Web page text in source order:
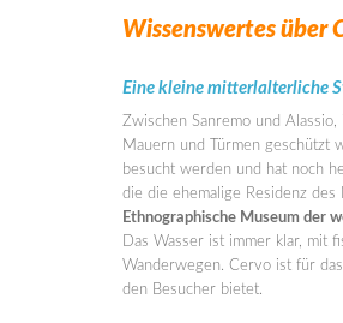
Wissenswertes über
Eine kleine mitterlalterliche
Zwischen Sanremo und
Mauern und Türmen geschützt
besucht werden und hat noch
die die ehemalige Residenz
Ethnographische Museum der
Das Wasser ist immer klar, mit
Wanderwegen. Cervo ist für das
den Besucher bietet.